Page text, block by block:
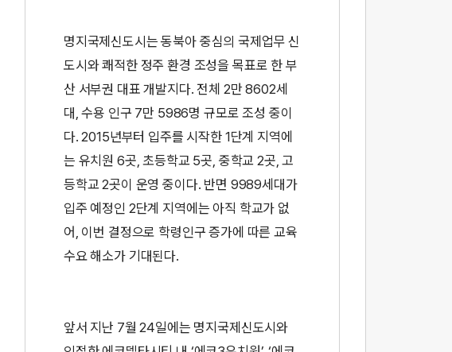
명지국제신도시는 동북아 중심의 국제업무 신
도시와 쾌적한 정주 환경 조성을 목표로 한 부
산 서부권 대표 개발지다. 전체 2만 8602세
대, 수용 인구 7만 5986명 규모로 조성 중이
다. 2015년부터 입주를 시작한 1단계 지역에
는 유치원 6곳, 초등학교 5곳, 중학교 2곳, 고
등학교 2곳이 운영 중이다. 반면 9989세대가
입주 예정인 2단계 지역에는 아직 학교가 없
어, 이번 결정으로 학령인구 증가에 따른 교육
수요 해소가 기대된다.
앞서 지난 7월 24일에는 명지국제신도시와